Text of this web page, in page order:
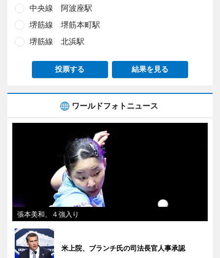
中央線 阿波座駅
堺筋線 堺筋本町駅
堺筋線 北浜駅
投票する 結果を見る
ワールドフォトニュース
張本美和、４強入り
米上院、ブランチ氏の司法長官人事承認